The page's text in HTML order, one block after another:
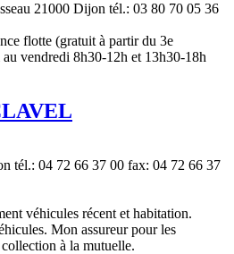
21000 Dijon tél.: 03 80 70 05 36
flotte (gratuit à partir du 3e
vendredi 8h30-12h et 13h30-18h
tél.: 04 72 66 37 00 fax: 04 72 66 37
véhicules récent et habitation.
Mon assureur pour les
à la mutuelle.